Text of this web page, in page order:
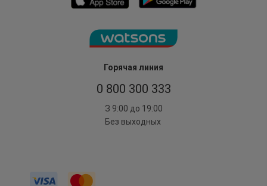
Горячая линия
0 800 300 333
З 9:00 до 19:00
Без выходных